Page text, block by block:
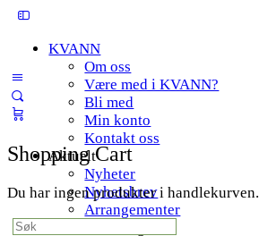
Panel
KVANN
Om oss
Være med i KVANN?
Bli med
Min konto
Kontakt oss
Aktuelt
Nyheter
Nyhetsbrev
Arrangementer
Shopping Cart
Du har ingen produkter i handlekurven.
Search